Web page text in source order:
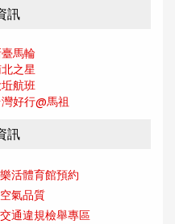
訊
馬輪
之星
航班
好行@馬祖
訊
樂活體育館預約
空氣品質
交通違規檢舉專區